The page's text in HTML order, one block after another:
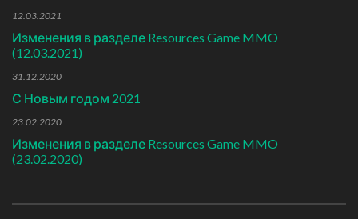
12.03.2021
Изменения в разделе Resources Game MMO
(12.03.2021)
31.12.2020
С Новым годом 2021
23.02.2020
Изменения в разделе Resources Game MMO
(23.02.2020)